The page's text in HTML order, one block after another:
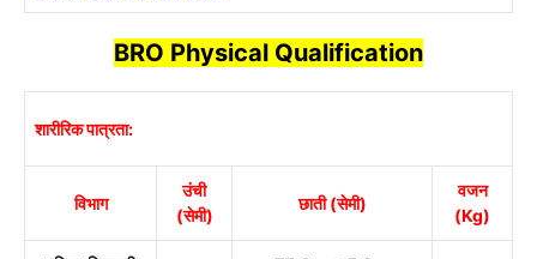
BRO Physical Qualification
शारीरिक पात्रता:
विभाग
उंची
(सेमी)
छाती (सेमी)
वजन
(Kg)